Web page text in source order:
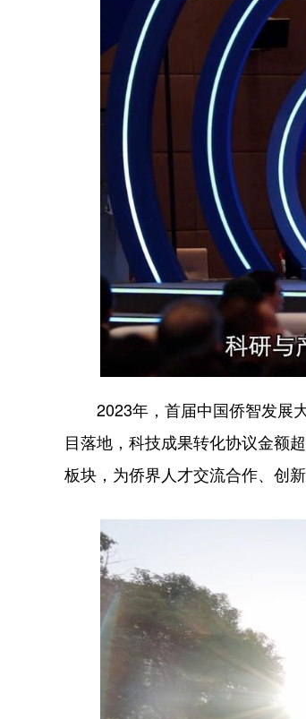
2023年，首届中国侨智发展大
目落地，科技成果转化协议金额
板块，为侨界人才交流合作、创